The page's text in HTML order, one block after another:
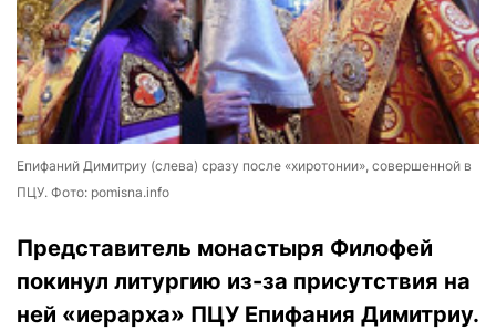
Епифаний Димитриу (слева) сразу после «хиротонии», совершенной в
ПЦУ. Фото: pomisna.info
Представитель монастыря Филофей
покинул литургию из-за присутствия на
ней «иерарха» ПЦУ Епифания Димитриу.